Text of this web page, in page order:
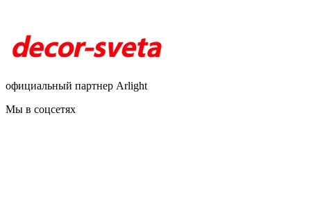
официальный партнер Arlight
Мы в соцсетях